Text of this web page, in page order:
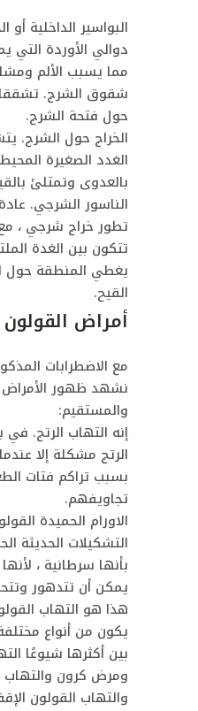
البواسير الداخلية
دوالي الأوردة التي
مما يسبب الألم
شقوق الشرج.
حول فتحة الشرج.
الخراج حول الشرج.
الغدد الصغيرة
بالعدوى وتمتلئ
الناسور الشرجي.
تطور خراج شرجي ، مع
تتكون بين الغدة
يغطي المنطقة حول
القيح.
أمراض
مع الاضطرابات
نشهد ظهور الأمراض
والمستقيم:
إنه التهاب الرتج.
الرتج مشكلة إلا
بسبب تراكم فتات
تجاويفهم.
الاورام الحميدة
التشكيلات الحديثة
بأنها سرطانية ،
يمكن أن تتدهور
هذا هو التهاب
يكون من أنواع
بين أكثرها شيوعًا
ومرض كرون والتهاب
والتهاب القولون